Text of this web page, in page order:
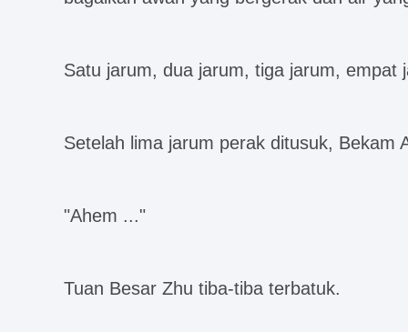
Satu jarum, dua jarum, tiga jarum, empat
Setelah lima jarum perak ditusuk, Bekam
"Ahem ..."
Tuan Besar Zhu tiba-tiba terbatuk.